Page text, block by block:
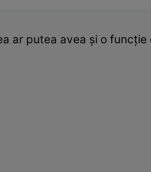
ar putea avea și o